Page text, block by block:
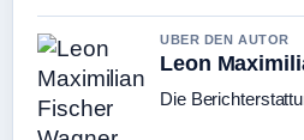
UBER DEN AUTOR
Leon
Die